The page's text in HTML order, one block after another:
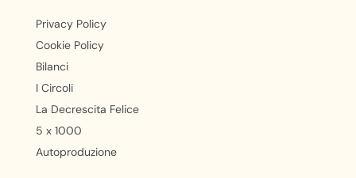
Privacy Policy
Cookie Policy
Bilanci
I Circoli
La Decrescita Felice
5 x 1000
Autoproduzione